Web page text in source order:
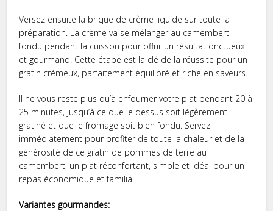
Versez ensuite la brique de crème liquide sur toute la
préparation. La crème va se mélanger au camembert
fondu pendant la cuisson pour offrir un résultat onctueux
et gourmand. Cette étape est la clé de la réussite pour un
gratin crémeux, parfaitement équilibré et riche en saveurs.
Il ne vous reste plus qu’à enfourner votre plat pendant 20 à
25 minutes, jusqu’à ce que le dessus soit légèrement
gratiné et que le fromage soit bien fondu. Servez
immédiatement pour profiter de toute la chaleur et de la
générosité de ce gratin de pommes de terre au
camembert, un plat réconfortant, simple et idéal pour un
repas économique et familial.
Variantes gourmandes: